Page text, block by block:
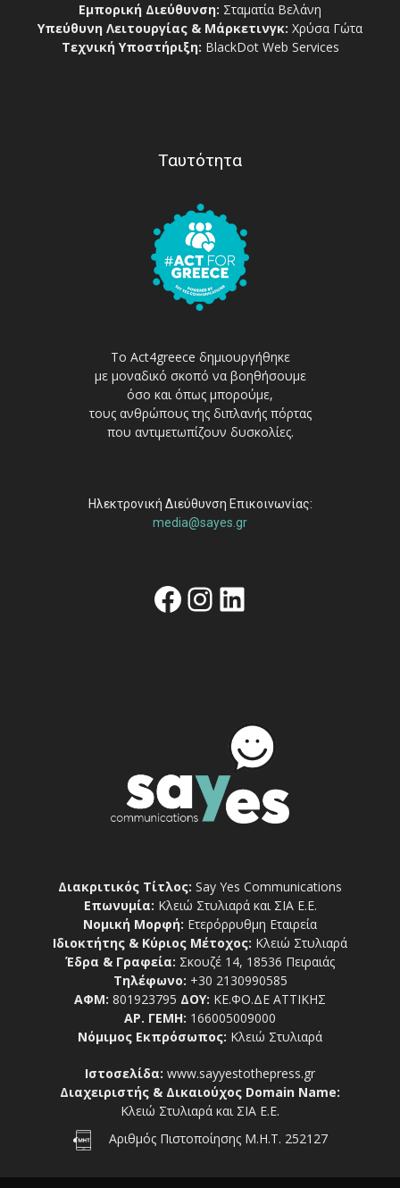
Εμπορική Διεύθυνση: Σταματία Βελάνη
Υπεύθυνη Λειτουργίας & Μάρκετινγκ: Χρύσα Γώτα
Τεχνική Υποστήριξη: BlackDot Web Services
Ταυτότητα
Το Act4greece δημιουργήθηκε
με μοναδικό σκοπό να βοηθήσουμε
όσο και όπως μπορούμε,
τους ανθρώπους της διπλανής πόρτας
που αντιμετωπίζουν δυσκολίες.
Ηλεκτρονική Διεύθυνση Επικοινωνίας:
media@sayes.gr
Facebook
Instagram
Linkedin
Διακριτικός Τίτλος: Say Yes Communications
Επωνυμία: Κλειώ Στυλιαρά και ΣΙΑ Ε.Ε.
Νομική Μορφή: Ετερόρρυθμη Εταιρεία
Ιδιοκτήτης & Κύριος Μέτοχος: Κλειώ Στυλιαρά
Έδρα & Γραφεία: Σκουζέ 14, 18536 Πειραιάς
Τηλέφωνο: +30 2130990585
ΑΦΜ: 801923795 ΔΟΥ: ΚΕ.ΦΟ.ΔΕ ΑΤΤΙΚΗΣ
ΑΡ. ΓΕΜΗ: 166005009000
Νόμιμος Εκπρόσωπος: Κλειώ Στυλιαρά
Ιστοσελίδα: www.sayyestothepress.gr
Διαχειριστής & Δικαιούχος Domain Name:
Κλειώ Στυλιαρά και ΣΙΑ Ε.Ε.
Αριθμός Πιστοποίησης Μ.Η.Τ. 252127